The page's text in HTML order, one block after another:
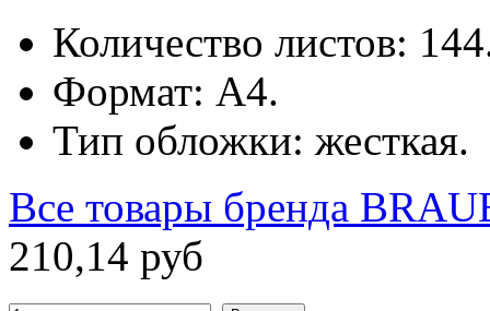
Количество листов:
Формат: А4.
Тип обложки: жесткая.
Все товары бренда
210,14 руб